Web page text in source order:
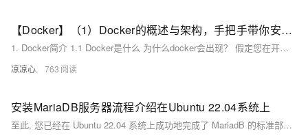
【Docker】（1）Docker的概述与架构，手把手带你安装Docker，云原生路上不可缺少的一门技术！
1. Docker简介 1.1 Docker是什么 为什么docker会出现？ 假定您在开发一款平台项目，您的开发环境具有特定的配置。其他开发人员身处的环境配置也各有不同。 您正在开发的应用依赖于您当前的配置且还要依赖于某些配置文件。 您的企业还拥有标准化的测试和生产环境，且具有自身的配置和一系列支持文件。 **要求：**希望尽可能多在本地模拟这些环境而不产生重新创建服务器环境的开销 问题： 要如何确保应用能够在这些环境中运行和通过质量检测？ 在部署过程中不出现令人头疼的版本、配置问题 无需重新编写代码和进行故障修复
凉凉心. 763
安装MariaDB服务器流程介绍在Ubuntu 22.04系统上
至此, 您已经在 Ubuntu 22.04 系统上成功地完成了 MariadB 的标准部署流程，并且对其进行基础但重要地初步配置加固工作。通过以上简洁明快且实用性强大地操作流程, 您现在拥有一个待定制与使用地强大 SQL 数据库管理系统。